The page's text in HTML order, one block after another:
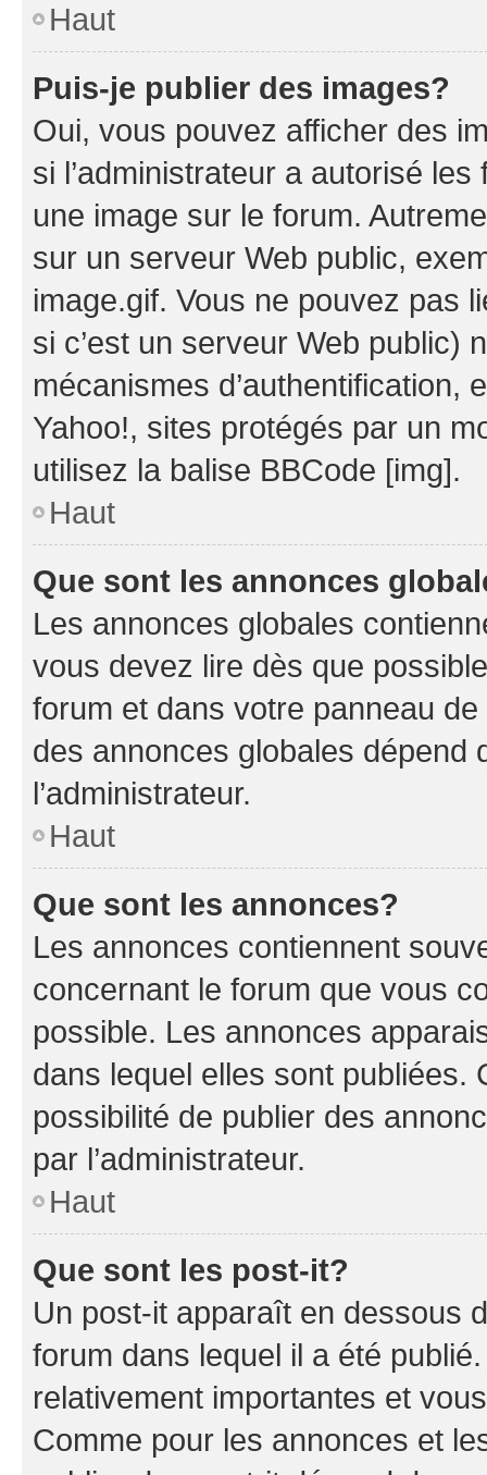
Haut
Puis-je publier des images?
Oui, vous pouvez afficher des
si l’administrateur a autorisé
une image sur le forum.
sur un serveur Web public,
image.gif. Vous ne pouvez pas
si c’est un serveur Web public)
mécanismes d’authentification,
Yahoo!, sites protégés par un
utilisez la balise BBCode [img].
Haut
Que sont les annonces
Les annonces globales
vous devez lire dès que
forum et dans votre panneau
des annonces globales dépend
l’administrateur.
Haut
Que sont les annonces?
Les annonces contiennent
concernant le forum que vous
possible. Les annonces
dans lequel elles sont publiées.
possibilité de publier des
par l’administrateur.
Haut
Que sont les post-it?
Un post-it apparaît en dessous
forum dans lequel il a été
relativement importantes et
Comme pour les annonces et